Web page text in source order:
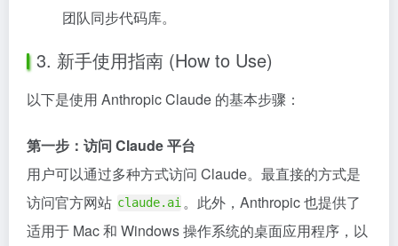
团队同步代码库。
3. 新手使用指南 (How to Use)
以下是使用 Anthropic Claude 的基本步骤：
第一步：访问 Claude 平台
用户可以通过多种方式访问 Claude。最直接的方式是
访问官方网站 claude.ai。此外，Anthropic 也提供了
适用于 Mac 和 Windows 操作系统的桌面应用程序，以